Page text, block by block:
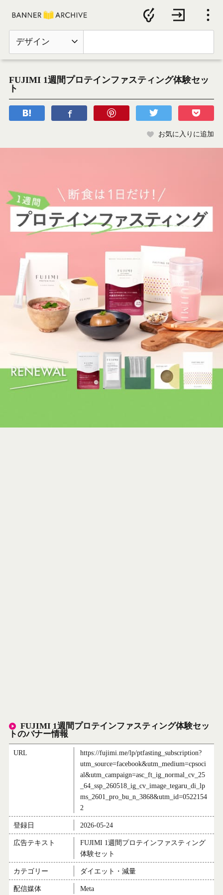
デザイン
FUJIMI 1週間プロテインファスティング体験セッ
ト
お気に入りに追加
FUJIMI 1週間プロテインファスティング体験セッ
トのバナー情報
URL
https://fujimi.me/lp/ptfasting_subscription?
utm_source=facebook&utm_medium=cpsoci
al&utm_campaign=asc_ft_ig_normal_cv_25
_64_ssp_260518_ig_cv_image_tegaru_di_lp
ms_2601_pro_bu_n_3868&utm_id=0522154
2
登録日 2026-05-24
広告テキスト
FUJIMI 1週間プロテインファスティング
体験セット
カテゴリー ダイエット・減量
配信媒体 Meta